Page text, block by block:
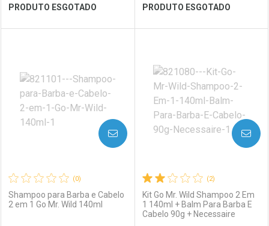
PRODUTO ESGOTADO
Laboratório
Por Menos
PRODUTO ESGOTADO
Laboratório
Por Menos
(0)
Shampoo para Barba e Cabelo
2 em 1 Go Mr. Wild 140ml
AVISE-ME
(2)
Kit Go Mr. Wild Shampoo 2 Em
1 140ml + Balm Para Barba E
Cabelo 90g + Necessaire
AVISE-ME